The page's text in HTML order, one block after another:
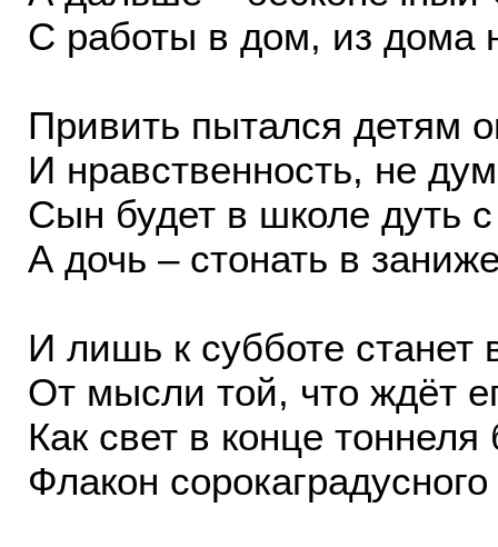
С работы в дом, из дома
Привить пытался детям
И нравственность, не
Сын будет в школе дуть
А дочь – стонать в
И лишь к субботе станет
От мысли той, что ждёт
Как свет в конце
Флакон